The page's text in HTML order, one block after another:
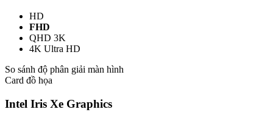
HD
FHD
QHD 3K
4K Ultra HD
So sánh độ phân giải màn hình
Card đồ họa
Intel Iris Xe Graphics